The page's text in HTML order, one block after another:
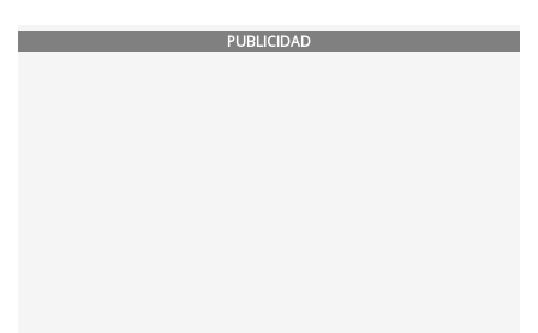
PUBLICIDAD